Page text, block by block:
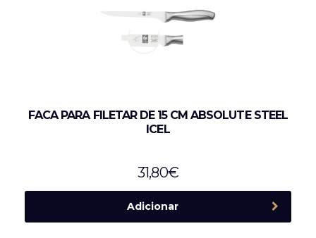
FACA PARA FILETAR DE 15 CM ABSOLUTE STEEL
ICEL
31,80€
Adicionar